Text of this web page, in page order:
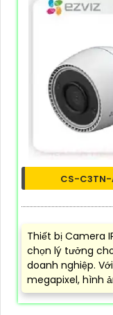
CS-C3TN-
Thiết bị Camera
chọn lý tưởng
doanh nghiệp.
megapixel, hình